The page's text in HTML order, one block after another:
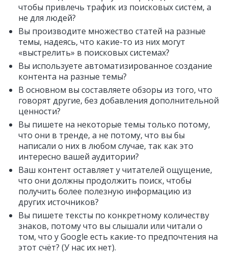
чтобы привлечь трафик из поисковых систем, а
не для людей?
Вы производите множество статей на разные
темы, надеясь, что какие-то из них могут
«выстрелить» в поисковых системах?
Вы используете автоматизированное создание
контента на разные темы?
В основном вы составляете обзоры из того, что
говорят другие, без добавления дополнительной
ценности?
Вы пишете на некоторые темы только потому,
что они в тренде, а не потому, что вы бы
написали о них в любом случае, так как это
интересно вашей аудитории?
Ваш контент оставляет у читателей ощущение,
что они должны продолжить поиск, чтобы
получить более полезную информацию из
других источников?
Вы пишете тексты по конкретному количеству
знаков, потому что вы слышали или читали о
том, что у Google есть какие-то предпочтения на
этот счёт? (У нас их нет).